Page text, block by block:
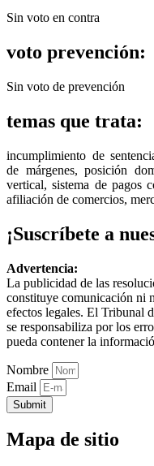
Sin voto en contra
voto prevención:
Sin voto de prevención
temas que trata:
incumplimiento de
de márgenes, posición
vertical, sistema de pagos
afiliación de comercios,
¡Suscríbete a
Advertencia:
La publicidad de las
constituye comunicación ni
efectos legales. El Tribunal
se responsabiliza por los
pueda contener la
Nombre
Email
Submit
Mapa de sitio